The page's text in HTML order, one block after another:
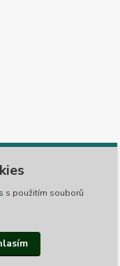
s použitím souborů